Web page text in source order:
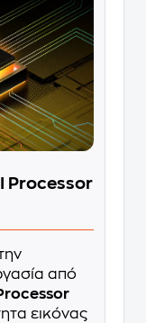
Processor
από
εικόνας